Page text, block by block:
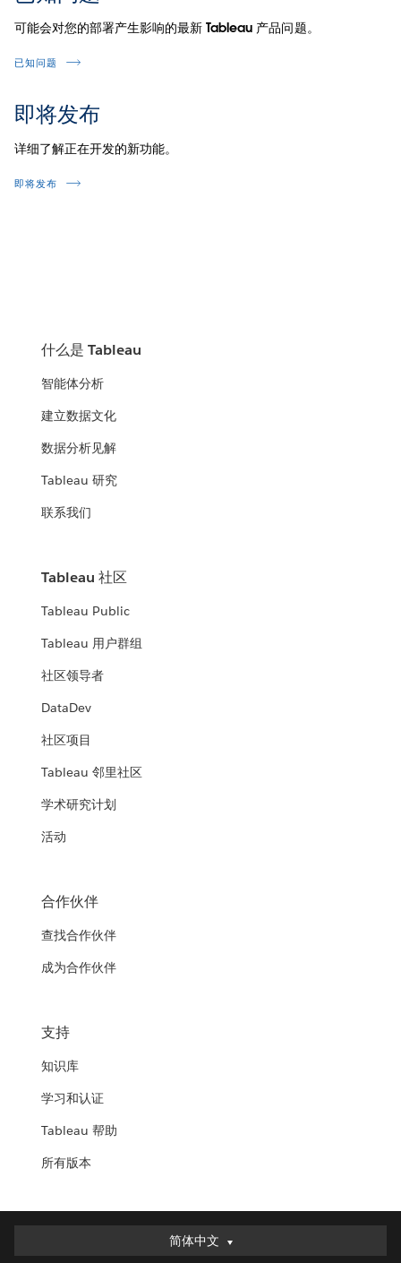
可能会对您的部署产生影响的最新 Tableau 产品问题。
已知问题
即将发布
详细了解正在开发的新功能。
即将发布
什么是 Tableau
智能体分析
建立数据文化
数据分析见解
Tableau 研究
联系我们
Tableau 社区
Tableau Public
Tableau 用户群组
社区领导者
DataDev
社区项目
Tableau 邻里社区
学术研究计划
活动
合作伙伴
查找合作伙伴
成为合作伙伴
支持
知识库
学习和认证
Tableau 帮助
所有版本
简体中文
简体中文